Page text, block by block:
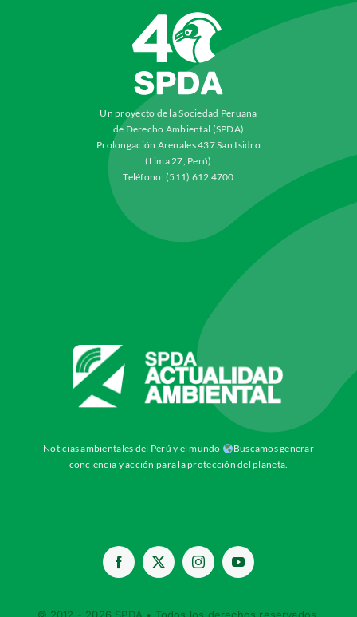
Un proyecto de la Sociedad Peruana
de Derecho Ambiental (SPDA)
Prolongación Arenales 437 San Isidro
(Lima 27, Perú)
Teléfono: (511) 612 4700
Noticias ambientales del Perú y el mundo
Buscamos generar
conciencia y acción para la protección del planeta.